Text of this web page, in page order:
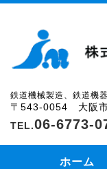
鉄道機械製造、鉄道機
〒543-0054 大阪
06-6773-
ホーム